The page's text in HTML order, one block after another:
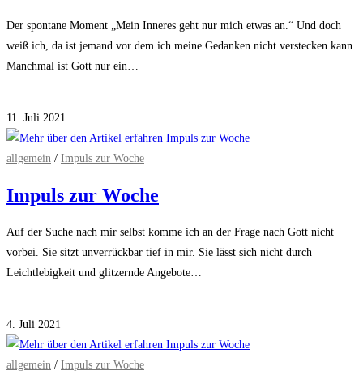
Der spontane Moment „Mein Inneres geht nur mich etwas an.“ Und doch
weiß ich, da ist jemand vor dem ich meine Gedanken nicht verstecken kann.
Manchmal ist Gott nur ein…
11. Juli 2021
allgemein / Impuls zur Woche
Impuls zur Woche
Auf der Suche nach mir selbst komme ich an der Frage nach Gott nicht
vorbei. Sie sitzt unverrückbar tief in mir. Sie lässt sich nicht durch
Leichtlebigkeit und glitzernde Angebote…
4. Juli 2021
allgemein / Impuls zur Woche